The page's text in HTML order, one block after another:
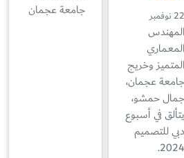
22 نوفمبر
المهندس
المعماري
المتميز وخريج
جامعة عجمان،
جمال حمشو،
يتألق في أسبوع
دبي للتصميم
2024.
جامعة عجمان